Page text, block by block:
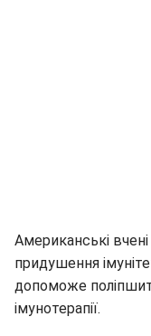
Американські
придушення
допоможе
імунотерапії.